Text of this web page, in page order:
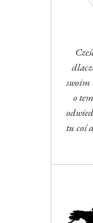
o
tu coś